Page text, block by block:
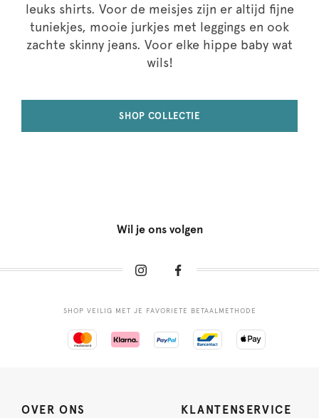
leuks shirts. Voor de meisjes zijn er altijd fijne
tuniekjes, mooie jurkjes met leggings en ook
zachte skinny jeans. Voor elke hippe baby wat
wils!
SHOP COLLECTIE
Wil je ons volgen
SHOP VEILIG MET JE FAVORIETE BETAALMETHODE
OVER ONS KLANTENSERVICE